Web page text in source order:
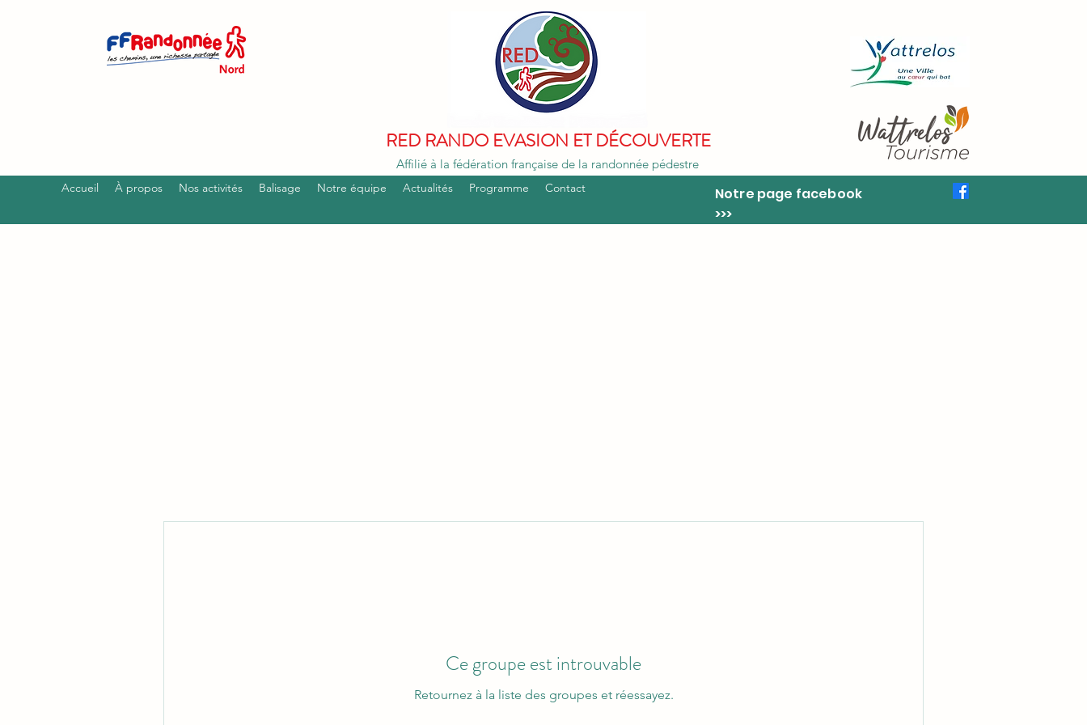
Notre page facebook
>>>
Accueil À propos Nos activités Balisage Notre équipe Actualités Programme Contact
RED RANDO EVASION ET DÉCOUVERTE
Affilié à la fédération française de la randonnée pédestre
Ce groupe est introuvable
Retournez à la liste des groupes et réessayez.